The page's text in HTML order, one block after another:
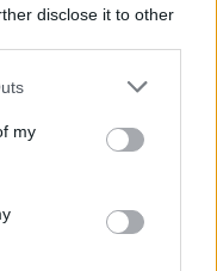
disclose it to other
my
lupa para verla....
para verla....